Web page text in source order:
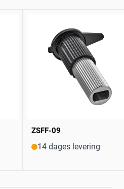
ZSFF-09
14 dages levering